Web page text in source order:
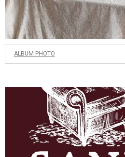
ALBUM PHOTO